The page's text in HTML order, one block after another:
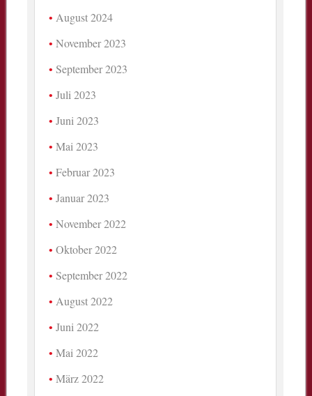
August 2024
November 2023
September 2023
Juli 2023
Juni 2023
Mai 2023
Februar 2023
Januar 2023
November 2022
Oktober 2022
September 2022
August 2022
Juni 2022
Mai 2022
März 2022